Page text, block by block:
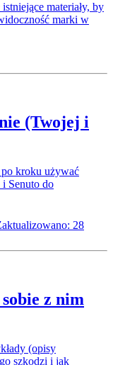
materiały, by
marki w
(Twojej i
kroku używać
Senuto do
28
z nim
(opisy
szkodzi i jak